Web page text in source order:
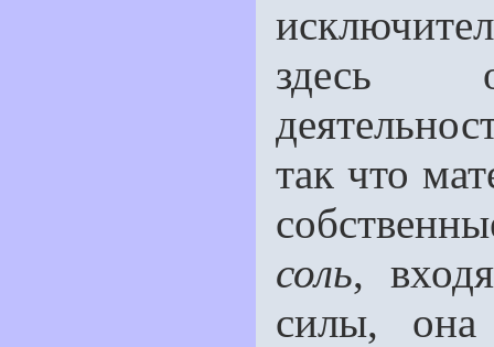
здесь
так что
соль,
силы, она